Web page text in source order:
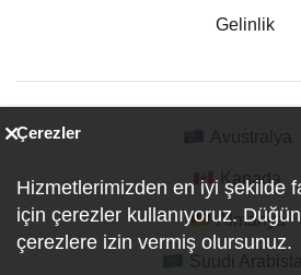
Gelinlik
Kanada
Almanya
Çerezler
Hizmetlerimizden en iyi şekilde
için çerezler kullanıyoruz.
çerezlere izin vermiş olursunuz.